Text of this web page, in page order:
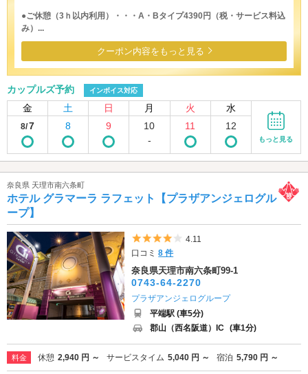
●ご休憩（3ｈ以内利用）・・・A・Bタイプ4390円（税・サービス料込
み）...
クーポン内容をもっと見る
カップルズ予約 インボイス対応
金 土 日 月 火 水
8/7 8 9
10
-
11 12
もっと見る
奈良県 天理市南六条町
ホテル グラマーラ ラフェット【プラザアンジェログル
ープ】
5つ星のうち4
4.11
口コミ8 件
奈良県天理市南六条町99-1
0743-64-2270
プラザアンジェログループ
平端駅 (車5分)
郡山（西名阪道）IC (車1分)
料金 休憩 2,940 円 ～ サービスタイム 5,040 円 ～ 宿泊 5,790 円 ～